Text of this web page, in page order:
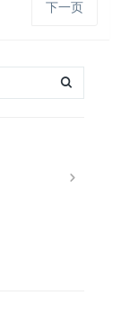
下一页